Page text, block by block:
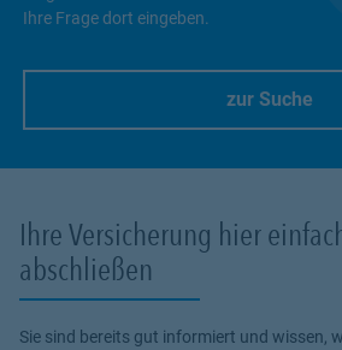
Ihre Frage dort eingeben.
zur Suche
Ihre Versicherung hier
abschließen
Sie sind bereits gut informiert und wissen,